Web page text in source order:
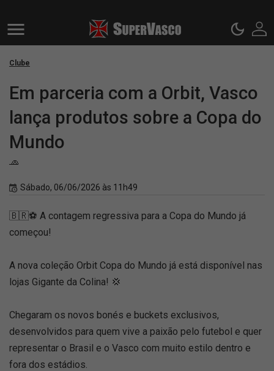
Clube
Em parceria com a Orbit, Vasco
lança produtos sobre a Copa do
Mundo
🧢
Sábado, 06/06/2026 às 11h49
🇧🇷⚽ A contagem regressiva para a Copa do Mundo já
começou!
A nova coleção Orbit Copa do Mundo já está disponível nas
lojas Gigante da Colina! 💢
Chegaram os novos bonés e buckets exclusivos,
desenvolvidos para quem vive a paixão pelo futebol e quer
representar o Brasil e o Vasco com muito estilo dentro e
fora dos estádios.